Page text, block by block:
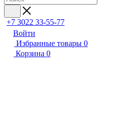
+7 3022 33-55-77
Войти
Избранные товары 0
Корзина 0